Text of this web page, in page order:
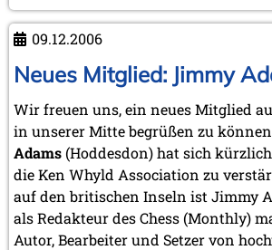
La
de-
Peilz
09.12.2006
Neues Mitglied: Jimmy
Wir freuen uns, ein neues Mitglied
in unserer Mitte begrüßen zu
Adams(Hoddesdon) hat sich
die Ken Whyld Association zu
auf den britischen Inseln ist Jimmy
als Redakteur des Chess (Monthly)
Autor, Bearbeiter und Setzer von